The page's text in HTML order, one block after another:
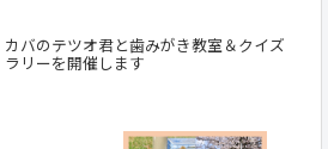
カバのテツオ君と歯みがき教室＆クイズ
ラリーを開催します